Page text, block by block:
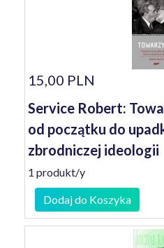
15,00 PLN
Service Robert:
od początku do
zbrodniczej ideologii
1 produkt/y
Dodaj do Koszyka